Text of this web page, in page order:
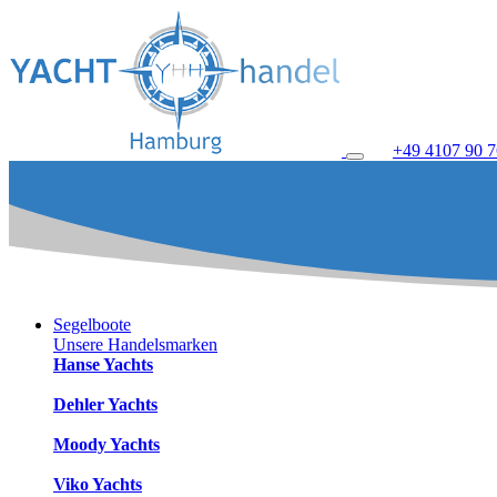
+49 4107 90
Segelboote
Unsere Handelsmarken
Hanse Yachts
Dehler Yachts
Moody Yachts
Viko Yachts